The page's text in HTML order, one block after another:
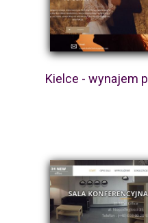
Kielce - wynajem